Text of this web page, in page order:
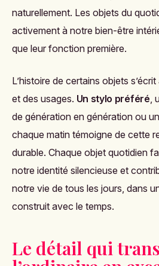
naturellement. Les objets du
activement à notre bien-être
que leur fonction première.
L’histoire de certains objets
et des usages. Un stylo préféré
de génération en génération ou
chaque matin témoigne de cette
durable. Chaque objet quotidien
notre identité silencieuse et
notre vie de tous les jours, dans
construit avec le temps.
Le détail qui